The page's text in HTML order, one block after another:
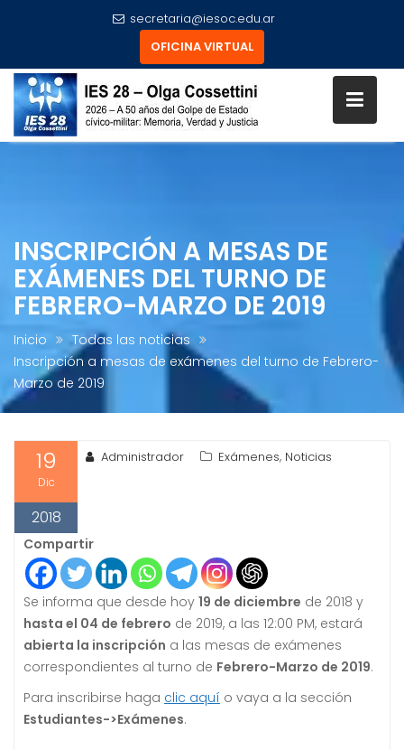
secretaria@iesoc.edu.ar
OFICINA VIRTUAL
INSCRIPCIÓN A MESAS DE
EXÁMENES DEL TURNO DE
FEBRERO-MARZO DE 2019
Inicio
Todas las noticias
Inscripción a mesas de exámenes del turno de Febrero-
Marzo de 2019
19
Dic
2018
Administrador Exámenes, Noticias
Compartir
Se informa que desde hoy 19 de diciembre de 2018 y
hasta el 04 de febrero de 2019, a las 12:00 PM, estará
abierta la inscripción a las mesas de exámenes
correspondientes al turno de Febrero-Marzo de 2019.
Para inscribirse haga clic aquí o vaya a la sección
Estudiantes->Exámenes.